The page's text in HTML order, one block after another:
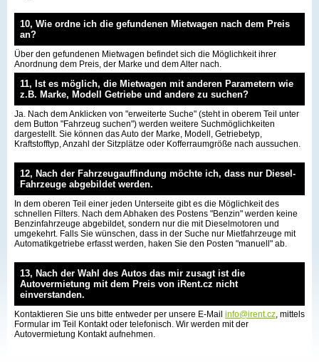
10, Wie ordne ich die gefundenen Mietwagen nach dem Preis
an?
Über den gefundenen Mietwagen befindet sich die Möglichkeit ihrer
Anordnung dem Preis, der Marke und dem Alter nach.
11, Ist es möglich, die Mietwagen mit anderen Parametern wie
z.B. Marke, Modell Getriebe und andere zu suchen?
Ja. Nach dem Anklicken von "erweiterte Suche" (steht in oberem Teil unter
dem Button "Fahrzeug suchen") werden weitere Suchmöglichkeiten
dargestellt. Sie können das Auto der Marke, Modell, Getriebetyp,
Kraftstofftyp, Anzahl der Sitzplätze oder Kofferraumgröße nach aussuchen.
12, Nach der Fahrzeugauffindung möchte ich, dass nur Diesel-
Fahrzeuge abgebildet werden.
In dem oberen Teil einer jeden Unterseite gibt es die Möglichkeit des
schnellen Filters. Nach dem Abhaken des Postens "Benzin" werden keine
Benzinfahrzeuge abgebildet, sondern nur die mit Dieselmotoren und
umgekehrt. Falls Sie wünschen, dass in der Suche nur Mietfahrzeuge mit
Automatikgetriebe erfasst werden, haken Sie den Posten "manuell" ab.
13, Nach der Wahl des Autos das mir zusagt ist die
Autovermietung mit dem Preis von iRent.cz nicht
einverstanden.
Kontaktieren Sie uns bitte entweder per unsere E-Mail info@irent.cz, mittels
Formular im Teil Kontakt oder telefonisch. Wir werden mit der
Autovermietung Kontakt aufnehmen.